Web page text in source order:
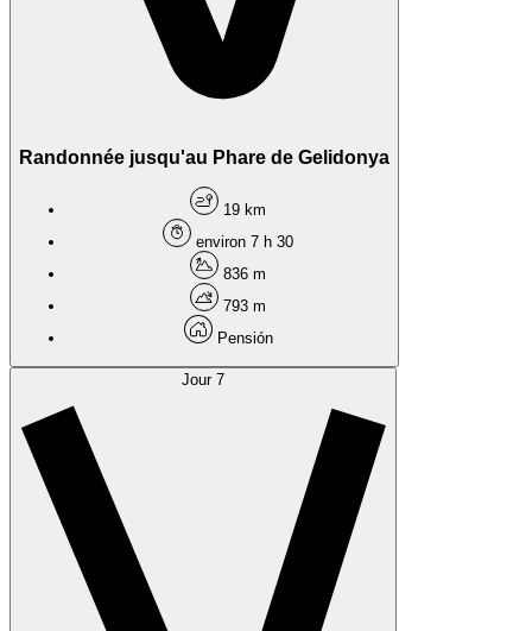
Randonnée jusqu'au Phare de Gelidonya
19 km
environ 7 h 30
836 m
793 m
Pensión
Jour 7